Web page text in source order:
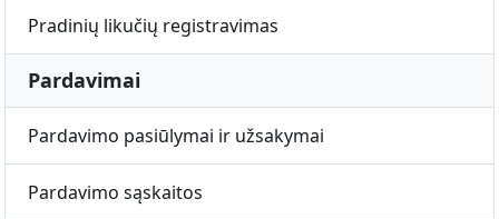
Pradinių likučių registravimas
Pardavimai
Pardavimo pasiūlymai ir užsakymai
Pardavimo sąskaitos